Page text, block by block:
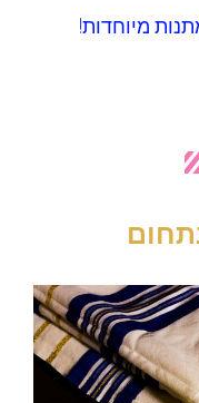
מיוחדות!